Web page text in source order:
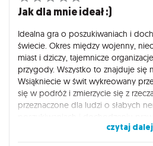
Jak dla mnie ideał :)
Idealna gra o poszukiwaniach i
świecie. Okres między wojenny,
miast i dziczy, tajemnicze
przygody. Wszystko to znajduje się
Wsiąkniecie w świt wykreowany
się w podróż i zmierzycie się z
przeznaczone dla ludzi o słabych
musiał odkryć, który ze
przejąć władzę nad światem i
czytaj